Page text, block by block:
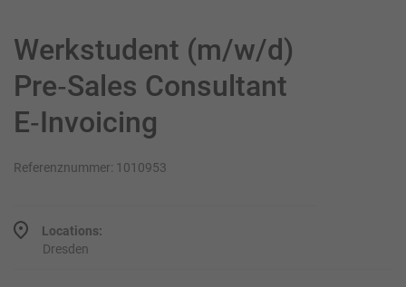
Werkstudent (m/w/d)
Pre‑Sales Consultant
E‑Invoicing
Referenznummer: 1010953
Locations:
Dresden